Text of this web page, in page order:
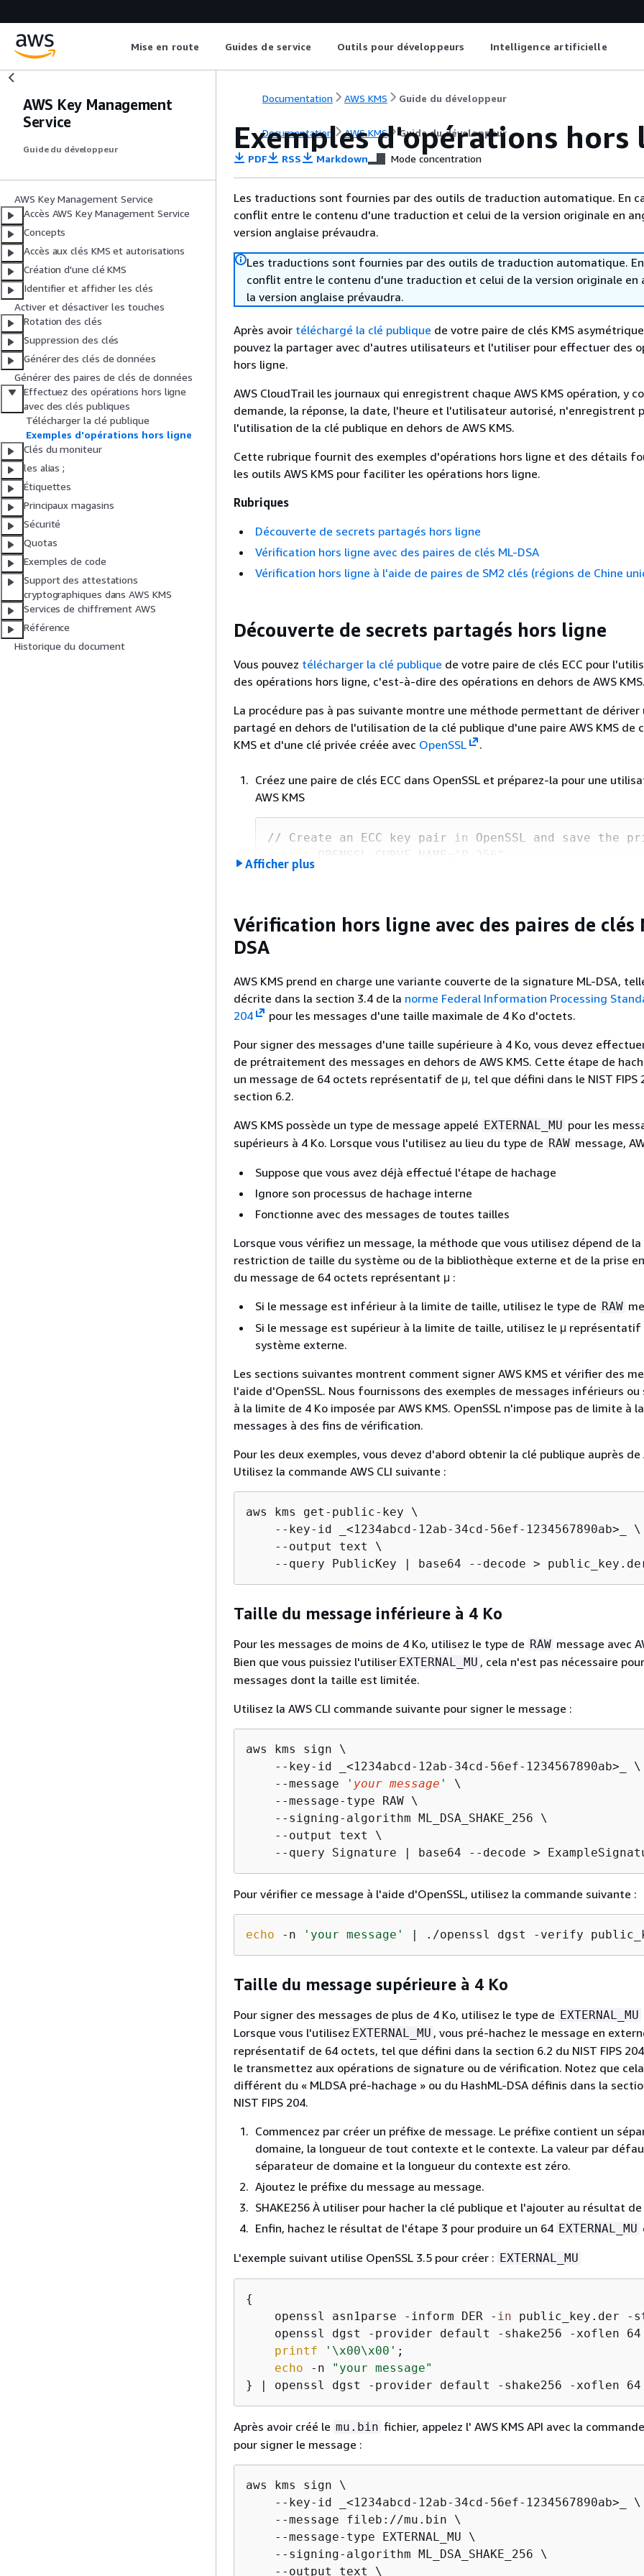
Mise en route Guides de service Outils pour développeurs Intelligence artificielle
AWS Key Management
Service
Guide du développeur
AWS Key Management Service
Accès AWS Key Management Service
Concepts
Accès aux clés KMS et autorisations
Création d'une clé KMS
Identifier et afficher les clés
Activer et désactiver les touches
Rotation des clés
Suppression des clés
Générer des clés de données
Générer des paires de clés de données
Effectuez des opérations hors ligne
avec des clés publiques
Télécharger la clé publique
Exemples d'opérations hors ligne
Clés du moniteur
les alias ;
Étiquettes
Principaux magasins
Sécurité
Quotas
Exemples de code
Support des attestations
cryptographiques dans AWS KMS
Services de chiffrement AWS
Référence
Historique du document
Documentation AWS KMS Guide du développeur
Documentation AWS KMS Guide du développeur
Exemples d'opérations hors
PDF RSS Markdown Mode concentration
Les traductions sont fournies par des outils de traduction automatique. En
conflit entre le contenu d'une traduction et celui de la version originale en
version anglaise prévaudra.
Les traductions sont fournies par des outils de traduction automatique.
conflit entre le contenu d'une traduction et celui de la version originale en
la version anglaise prévaudra.
Après avoir téléchargé la clé publique de votre paire de clés KMS
pouvez la partager avec d'autres utilisateurs et l'utiliser pour effectuer des
hors ligne.
AWS CloudTrail les journaux qui enregistrent chaque AWS KMS opération, y
demande, la réponse, la date, l'heure et l'utilisateur autorisé, n'enregistrent
l'utilisation de la clé publique en dehors de AWS KMS.
Cette rubrique fournit des exemples d'opérations hors ligne et des détails
les outils AWS KMS pour faciliter les opérations hors ligne.
Rubriques
Découverte de secrets partagés hors ligne
Vérification hors ligne avec des paires de clés ML-DSA
Vérification hors ligne à l'aide de paires de SM2 clés (régions de Chine
Découverte de secrets partagés hors ligne
Vous pouvez télécharger la clé publique de votre paire de clés ECC pour
des opérations hors ligne, c'est-à-dire des opérations en dehors de AWS KMS.
La procédure pas à pas suivante montre une méthode permettant de dériver
partagé en dehors de l'utilisation de la clé publique d'une paire AWS KMS de
KMS et d'une clé privée créée avec OpenSSL .
Créez une paire de clés ECC dans OpenSSL et préparez-la pour une
AWS KMS
// Create an ECC key pair in OpenSSL and save the
OPENSSL_CURVE_NAME=
"P-256"
export KMS_CURVE_NAME=
openssl ecparam -name $ {OPENSSL_CURVE_NAME} -genkey
export
OPENSSL_KEY1_PUB_PEM=
openssl ec -
in $ OPENSSL_KEY1_PRIV_PEM}
-pubout -
    -out
OPENSSL_KEY1_PUB_PEM}
// View the PEM file containing the public key and
// Base64 encoded string into
export OPENSSL_KEY1_PUB_BASE64=`cat ${
    tee /dev/stderr | grep -v
Créez une paire de clés d'accord de clés ECC AWS KMS et préparez-la
// Create a KMS key on the same curve as the key
// with a key usage of KEY_AGREEMENT
export KMS_KEY1_ARN=`aws kms create-key --key-spec $
--key-usage KEY_AGREEMENT | tee /dev/stderr | jq
// Download the public key and save the Base64-
KMS_KEY1_PUB_BASE64=`aws kms get-public-
tee /dev/stderr | jq -r
// Create a PEM file for the public KMS key for
export KMS_KEY1_PUB_PEM="aws_kms_ecdh_key1_pub.pem"
echo
"-----BEGIN PUBLIC KEY-----" > ${
echo ${KMS_KEY1_PUB_BASE64}
export OPENSSL_SHARED_SECRET1_BIN=
openssl pkeyutl -derive -inkey ${
Afficher plus
Vérification hors ligne avec des paires de clés
DSA
AWS KMS prend en charge une variante couverte de la signature ML-DSA,
décrite dans la section 3.4 de la norme Federal Information Processing
204
pour les messages d'une taille maximale de 4 Ko d'octets.
Pour signer des messages d'une taille supérieure à 4 Ko, vous devez
de prétraitement des messages en dehors de AWS KMS. Cette étape de
un message de 64 octets représentatif de μ, tel que défini dans le NIST FIPS
section 6.2.
AWS KMS possède un type de message appelé EXTERNAL_MU pour les
supérieurs à 4 Ko. Lorsque vous l'utilisez au lieu du type de RAW message,
Suppose que vous avez déjà effectué l'étape de hachage
Ignore son processus de hachage interne
Fonctionne avec des messages de toutes tailles
Lorsque vous vérifiez un message, la méthode que vous utilisez dépend de la
restriction de taille du système ou de la bibliothèque externe et de la prise
du message de 64 octets représentant μ :
Si le message est inférieur à la limite de taille, utilisez le type de RAW
Si le message est supérieur à la limite de taille, utilisez le μ représentatif
système externe.
Les sections suivantes montrent comment signer AWS KMS et vérifier des
l'aide d'OpenSSL. Nous fournissons des exemples de messages inférieurs ou
à la limite de 4 Ko imposée par AWS KMS. OpenSSL n'impose pas de limite à
messages à des fins de vérification.
Pour les deux exemples, vous devez d'abord obtenir la clé publique auprès de
Utilisez la commande AWS CLI suivante :
aws kms get-public-key \
    --key-id _<1234abcd-12ab-34cd-56ef-1234567890ab>_ \
    --output text \
--query PublicKey | base64 --decode >
Taille du message inférieure à 4 Ko
Pour les messages de moins de 4 Ko, utilisez le type de RAW message avec
Bien que vous puissiez l'utiliser EXTERNAL_MU , cela n'est pas nécessaire
messages dont la taille est limitée.
Utilisez la AWS CLI commande suivante pour signer le message :
aws kms sign \
    --key-id _<1234abcd-12ab-34cd-56ef-1234567890ab>_ \
    --message
' your message '
\
    --message-type RAW \
    --signing-algorithm ML_DSA_SHAKE_256 \
    --output text \
--query Signature | base64 --decode >
Pour vérifier ce message à l'aide d'OpenSSL, utilisez la commande suivante :
echo -n 'your message' | ./openssl dgst -verify
Taille du message supérieure à 4 Ko
Pour signer des messages de plus de 4 Ko, utilisez le type de EXTERNAL_MU
Lorsque vous l'utilisez EXTERNAL_MU , vous pré-hachez le message en
représentatif de 64 octets, tel que défini dans la section 6.2 du NIST FIPS
le transmettez aux opérations de signature ou de vérification. Notez que
différent du « MLDSA pré-hachage » ou du HashML-DSA définis dans la
NIST FIPS 204.
Commencez par créer un préfixe de message. Le préfixe contient un
domaine, la longueur de tout contexte et le contexte. La valeur par
séparateur de domaine et la longueur du contexte est zéro.
Ajoutez le préfixe du message au message.
SHAKE256 À utiliser pour hacher la clé publique et l'ajouter au résultat
Enfin, hachez le résultat de l'étape 3 pour produire un 64 EXTERNAL_MU
L'exemple suivant utilise OpenSSL 3.5 pour créer : EXTERNAL_MU
{
    openssl asn1parse -inform DER -
in public_key.der -
openssl dgst -provider default -shake256 -xoflen 64
printf
'\x00\x00' ;
echo -n
"your message"
} | openssl dgst -provider default -shake256 -xoflen 64
Après avoir créé le mu.bin fichier, appelez l' AWS KMS API avec la
pour signer le message :
aws kms sign \
    --key-id _<1234abcd-12ab-34cd-56ef-1234567890ab>_ \
    --message fileb://mu.bin \
    --message-type EXTERNAL_MU \
    --signing-algorithm ML_DSA_SHAKE_256 \
    --output text \